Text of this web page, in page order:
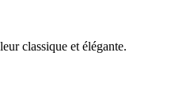
classique et élégante.